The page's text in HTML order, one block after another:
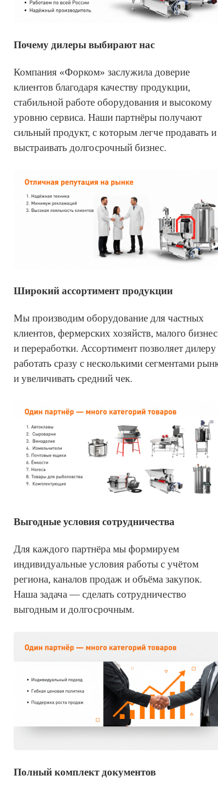
Почему дилеры выбирают нас
Компания «Форком» заслужила доверие
клиентов благодаря качеству продукции,
стабильной работе оборудования и высокому
уровню сервиса. Наши партнёры получают
сильный продукт, с которым легче продавать и
выстраивать долгосрочный бизнес.
Широкий ассортимент продукции
Мы производим оборудование для частных
клиентов, фермерских хозяйств, малого
и переработки. Ассортимент позволяет дилеру
работать сразу с несколькими сегментами
и увеличивать средний чек.
Выгодные условия сотрудничества
Для каждого партнёра мы формируем
индивидуальные условия работы с учётом
региона, каналов продаж и объёма закупок.
Наша задача — сделать сотрудничество
выгодным и долгосрочным.
Полный комплект документов